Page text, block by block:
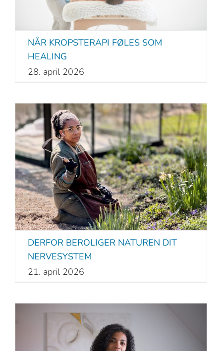
NÅR KROPSTERAPI FØLES SOM
HEALING
28. april 2026
DERFOR BEROLIGER NATUREN DIT
NERVESYSTEM
21. april 2026